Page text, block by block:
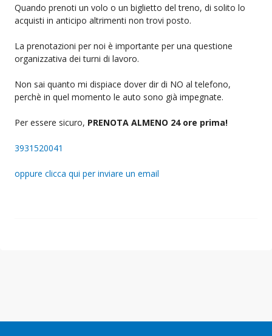
Quando prenoti un volo o un biglietto del treno, di solito lo
acquisti in anticipo altrimenti non trovi posto.
La prenotazioni per noi è importante per una questione
organizzativa dei turni di lavoro.
Non sai quanto mi dispiace dover dir di NO al telefono,
perchè in quel momento le auto sono già impegnate.
Per essere sicuro, PRENOTA ALMENO 24 ore prima!
3931520041
oppure clicca qui per inviare un email